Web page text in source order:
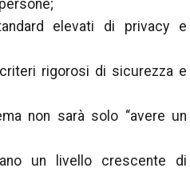
elevati di privacy e
rigorosi di sicurezza e
non sarà solo “avere un
un livello crescente di